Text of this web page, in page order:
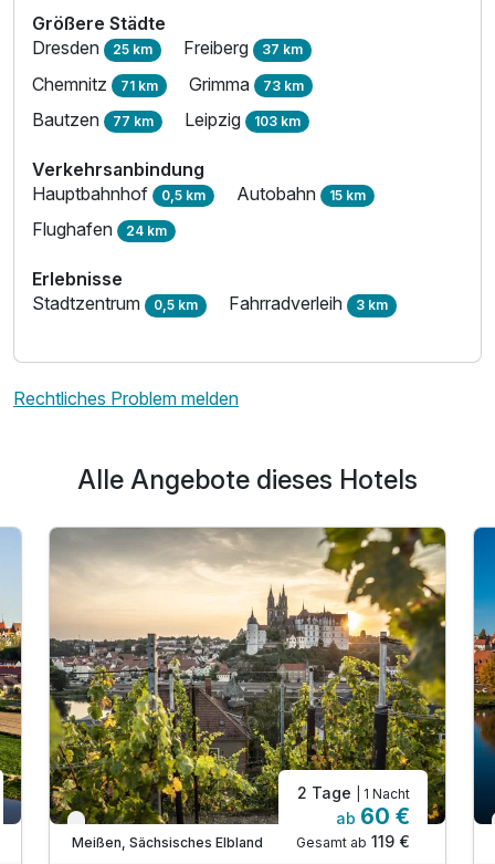
Für 4 Tage p.P. ab999,00 €
Juniorsuite/n
2 Erwachsene
Größere Städte
Dresden 25 km Freiberg 37 km
Chemnitz 71 km Grimma 73 km
Bautzen 77 km Leipzig 103 km
Verkehrsanbindung
Hauptbahnhof 0,5 km Autobahn 15 km
Flughafen 24 km
Erlebnisse
Stadtzentrum 0,5 km Fahrradverleih 3 km
Rechtliches Problem melden
Alle Angebote dieses Hotels
Verfügbar bis Dezember
Meißen, Sächsisches Elbland
2 Tage | 1 Nacht
ab 60 €
Gesamt ab 119 €